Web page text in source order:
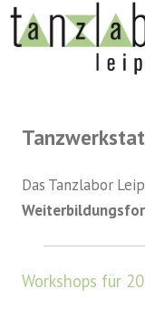
Das Tanzlabor
Workshops für